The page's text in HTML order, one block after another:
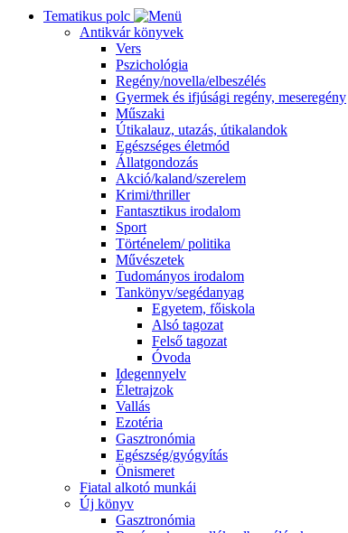
Tematikus polc
Antikvár könyvek
Vers
Pszichológia
Regény/novella/elbeszélés
Gyermek és ifjúsági regény, meseregény
Műszaki
Útikalauz, utazás, útikalandok
Egészséges életmód
Állatgondozás
Akció/kaland/szerelem
Krimi/thriller
Fantasztikus irodalom
Sport
Történelem/ politika
Művészetek
Tudományos irodalom
Tankönyv/segédanyag
Egyetem, főiskola
Alsó tagozat
Felső tagozat
Óvoda
Idegennyelv
Életrajzok
Vallás
Ezotéria
Gasztronómia
Egészség/gyógyítás
Önismeret
Fiatal alkotó munkái
Új könyv
Gasztronómia